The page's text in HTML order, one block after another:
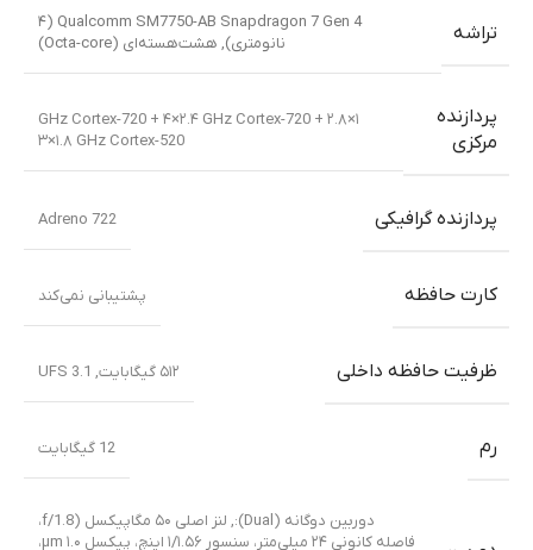
تراشه
Qualcomm SM7750-AB Snapdragon 7 Gen 4 (۴
نانومتری), هشت‌هسته‌ای (Octa-core)
پردازنده
مرکزی
۱×۲.۸ GHz Cortex-720 + ۴×۲.۴ GHz Cortex-720 +
۳×۱.۸ GHz Cortex-520
پردازنده گرافیکی Adreno 722
کارت حافظه پشتیبانی نمی‌کند
ظرفیت حافظه داخلی ۵۱۲ گیگابایت ,
UFS 3.1
رم 12 گیگابایت
دوربین دوگانه (Dual): ,
لنز اصلی ۵۰ مگاپیکسل (f/1.8،
فاصله کانونی ۲۴ میلی‌متر، سنسور ۱/۱.۵۶ اینچ، پیکسل ۱.۰ µm،